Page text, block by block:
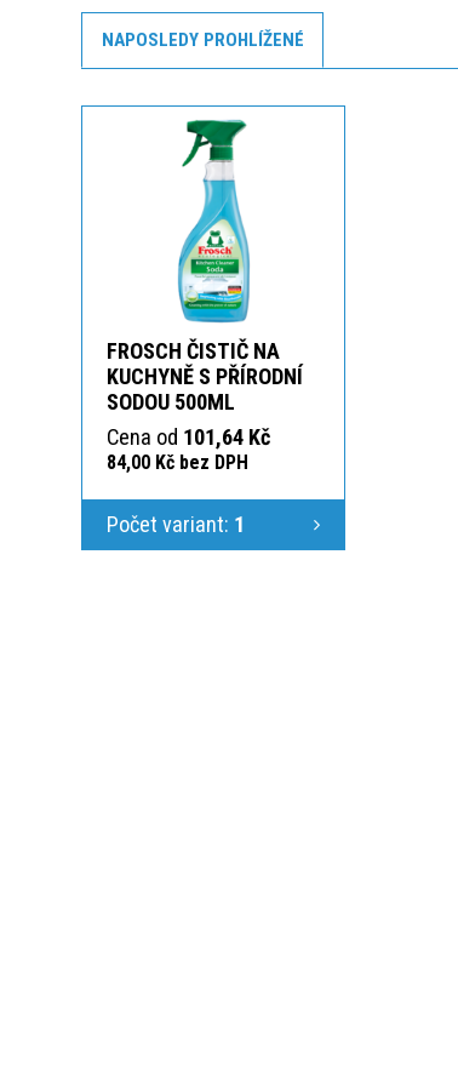
NAPOSLEDY PROHLÍŽENÉ
FROSCH ČISTIČ NA
KUCHYNĚ S PŘÍRODNÍ
SODOU 500ML
Cena od 101,64 Kč
84,00 Kč bez DPH
Počet variant: 1